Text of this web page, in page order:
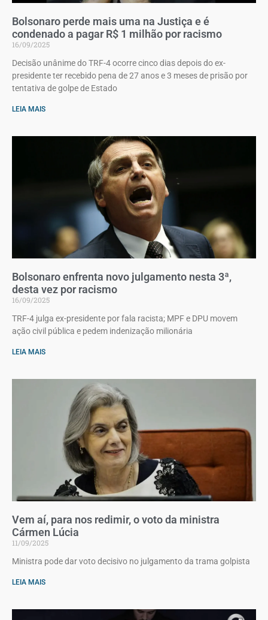
Bolsonaro perde mais uma na Justiça e é
condenado a pagar R$ 1 milhão por racismo
16/09/2025
Decisão unânime do TRF-4 ocorre cinco dias depois do ex-
presidente ter recebido pena de 27 anos e 3 meses de prisão por
tentativa de golpe de Estado
LEIA MAIS
Bolsonaro enfrenta novo julgamento nesta 3ª,
desta vez por racismo
16/09/2025
TRF-4 julga ex-presidente por fala racista; MPF e DPU movem
ação civil pública e pedem indenização milionária
LEIA MAIS
Vem aí, para nos redimir, o voto da ministra
Cármen Lúcia
11/09/2025
Ministra pode dar voto decisivo no julgamento da trama golpista
LEIA MAIS